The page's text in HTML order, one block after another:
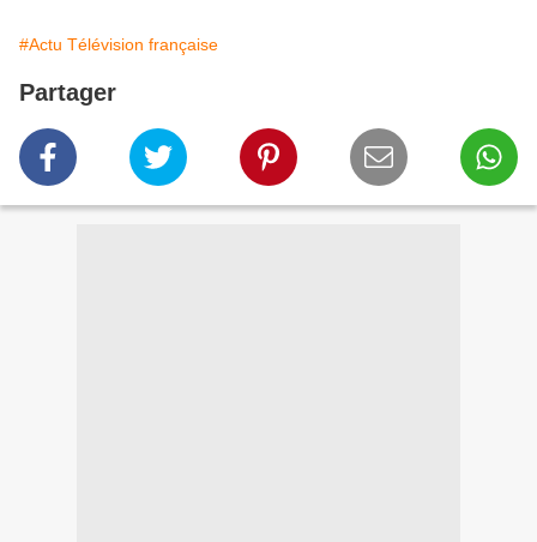
#Actu Télévision française
Partager